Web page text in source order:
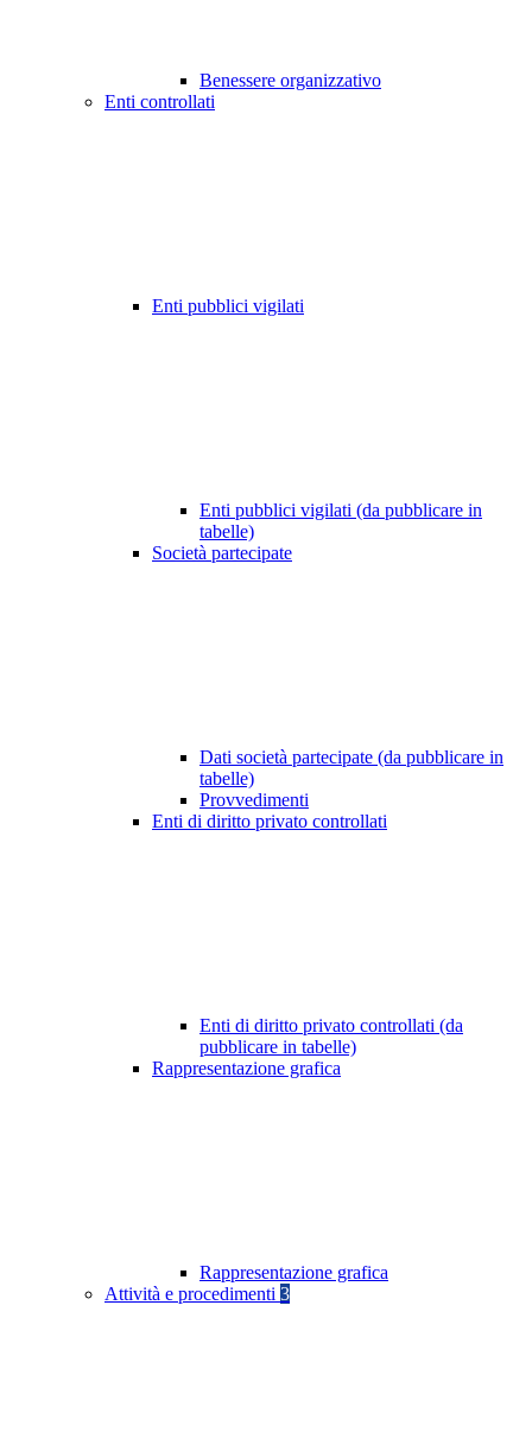
Benessere organizzativo
Enti controllati
Enti pubblici vigilati
Enti pubblici vigilati (da pubblicare in
tabelle)
Società partecipate
Dati società partecipate (da pubblicare in
tabelle)
Provvedimenti
Enti di diritto privato controllati
Enti di diritto privato controllati (da
pubblicare in tabelle)
Rappresentazione grafica
Rappresentazione grafica
Attività e procedimenti 3